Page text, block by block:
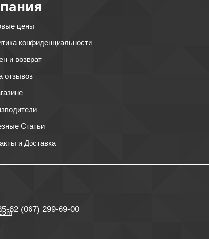
цены
конфиденциальности
и возврат
отзывов
Статьи
и Доставка
62 (067) 299-69-00